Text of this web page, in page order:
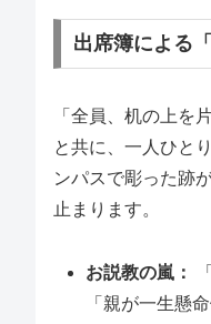
出席簿による
「全員、机の上を
と共に、一人ひと
ンパスで彫った跡
止まります。
お説教の嵐：
「親が一生懸